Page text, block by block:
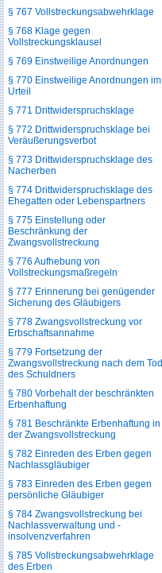
§ 767 Vollstreckungsabwehrklage
§ 768 Klage gegen
Vollstreckungsklausel
§ 769 Einstweilige Anordnungen
§ 770 Einstweilige Anordnungen im
Urteil
§ 771 Drittwiderspruchsklage
§ 772 Drittwiderspruchsklage bei
Veräußerungsverbot
§ 773 Drittwiderspruchsklage des
Nacherben
§ 774 Drittwiderspruchsklage des
Ehegatten oder Lebenspartners
§ 775 Einstellung oder
Beschränkung der
Zwangsvollstreckung
§ 776 Aufhebung von
Vollstreckungsmaßregeln
§ 777 Erinnerung bei genügender
Sicherung des Gläubigers
§ 778 Zwangsvollstreckung vor
Erbschaftsannahme
§ 779 Fortsetzung der
Zwangsvollstreckung nach dem Tod
des Schuldners
§ 780 Vorbehalt der beschränkten
Erbenhaftung
§ 781 Beschränkte Erbenhaftung in
der Zwangsvollstreckung
§ 782 Einreden des Erben gegen
Nachlassgläubiger
§ 783 Einreden des Erben gegen
persönliche Gläubiger
§ 784 Zwangsvollstreckung bei
Nachlassverwaltung und -
insolvenzverfahren
§ 785 Vollstreckungsabwehrklage
des Erben